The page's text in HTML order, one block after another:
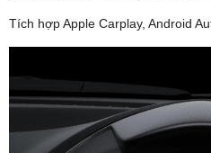
Tích hợp Apple Carplay, Android